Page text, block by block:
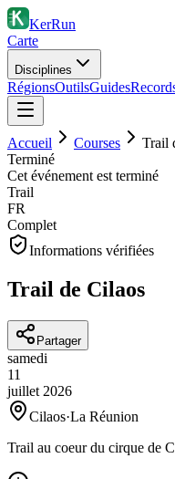
KerRun
Carte
Disciplines
RégionsOutilsGuides
Accueil Courses
Trail
Terminé
Cet événement est terminé
Trail
FR
Complet
Informations vérifiées
Trail de Cilaos
Partager
samedi
11
juillet 2026
Cilaos·La Réunion
Trail au coeur du cirque de